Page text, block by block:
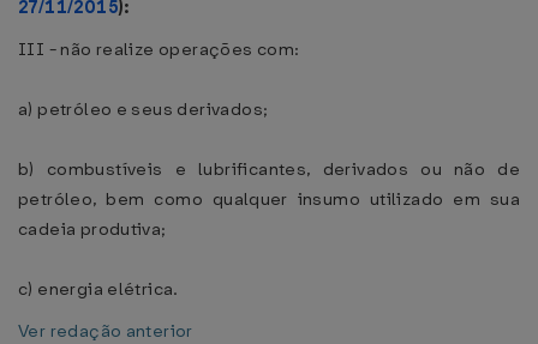
27/11/2015):
III - não realize operações com:
a) petróleo e seus derivados;
b) combustíveis e lubrificantes, derivados ou não de
petróleo, bem como qualquer insumo utilizado em sua
cadeia produtiva;
c) energia elétrica.
Ver redação anterior